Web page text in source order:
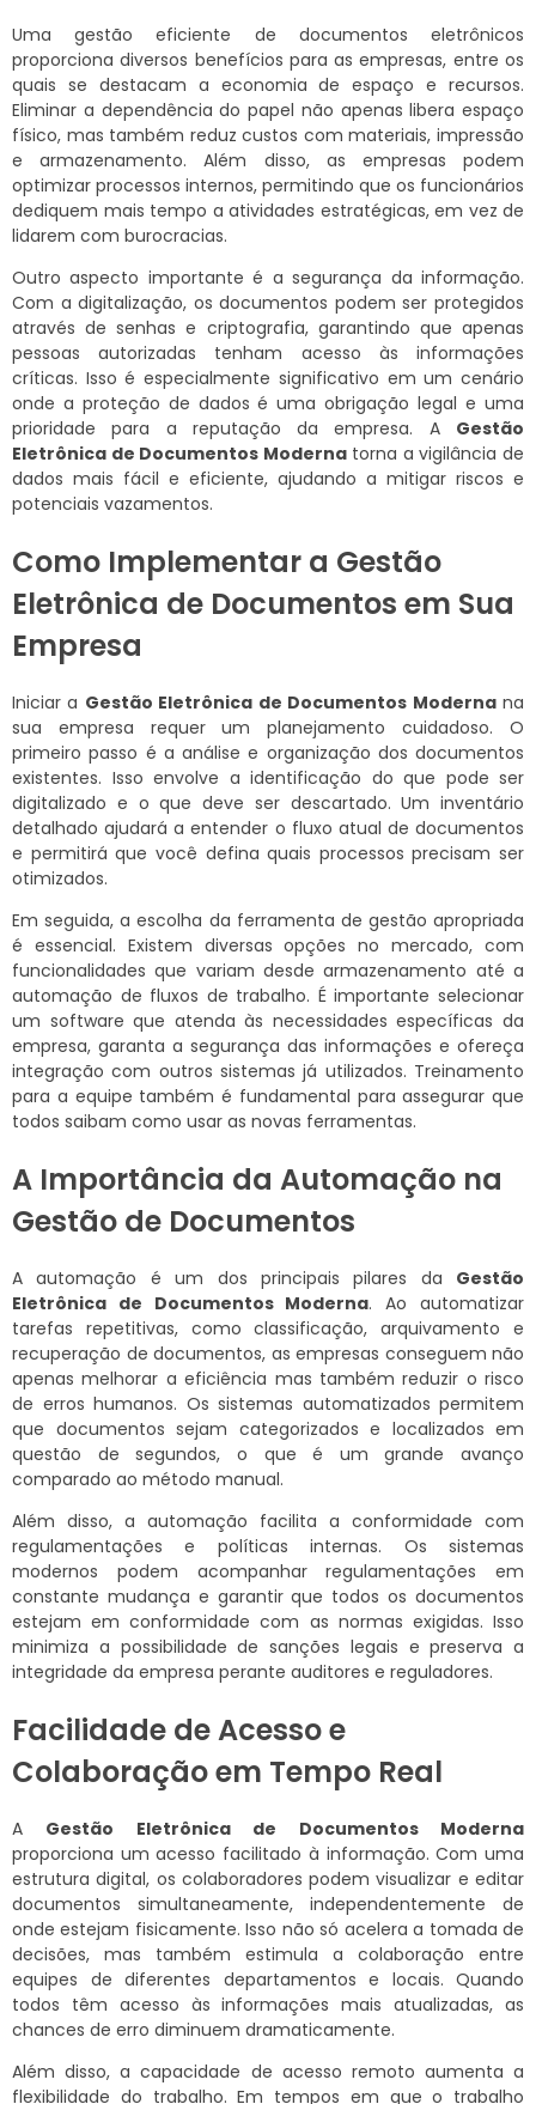
Uma gestão eficiente de documentos eletrônicos
proporciona diversos benefícios para as empresas, entre os
quais se destacam a economia de espaço e recursos.
Eliminar a dependência do papel não apenas libera espaço
físico, mas também reduz custos com materiais, impressão
e armazenamento. Além disso, as empresas podem
optimizar processos internos, permitindo que os funcionários
dediquem mais tempo a atividades estratégicas, em vez de
lidarem com burocracias.
Outro aspecto importante é a segurança da informação.
Com a digitalização, os documentos podem ser protegidos
através de senhas e criptografia, garantindo que apenas
pessoas autorizadas tenham acesso às informações
críticas. Isso é especialmente significativo em um cenário
onde a proteção de dados é uma obrigação legal e uma
prioridade para a reputação da empresa. A Gestão
Eletrônica de Documentos Modernatorna a vigilância de
dados mais fácil e eficiente, ajudando a mitigar riscos e
potenciais vazamentos.
Como Implementar a Gestão
Eletrônica de Documentos em Sua
Empresa
Iniciar a Gestão Eletrônica de Documentos Modernana
sua empresa requer um planejamento cuidadoso. O
primeiro passo é a análise e organização dos documentos
existentes. Isso envolve a identificação do que pode ser
digitalizado e o que deve ser descartado. Um inventário
detalhado ajudará a entender o fluxo atual de documentos
e permitirá que você defina quais processos precisam ser
otimizados.
Em seguida, a escolha da ferramenta de gestão apropriada
é essencial. Existem diversas opções no mercado, com
funcionalidades que variam desde armazenamento até a
automação de fluxos de trabalho. É importante selecionar
um software que atenda às necessidades específicas da
empresa, garanta a segurança das informações e ofereça
integração com outros sistemas já utilizados. Treinamento
para a equipe também é fundamental para assegurar que
todos saibam como usar as novas ferramentas.
A Importância da Automação na
Gestão de Documentos
A automação é um dos principais pilares da Gestão
Eletrônica de Documentos Moderna. Ao automatizar
tarefas repetitivas, como classificação, arquivamento e
recuperação de documentos, as empresas conseguem não
apenas melhorar a eficiência mas também reduzir o risco
de erros humanos. Os sistemas automatizados permitem
que documentos sejam categorizados e localizados em
questão de segundos, o que é um grande avanço
comparado ao método manual.
Além disso, a automação facilita a conformidade com
regulamentações e políticas internas. Os sistemas
modernos podem acompanhar regulamentações em
constante mudança e garantir que todos os documentos
estejam em conformidade com as normas exigidas. Isso
minimiza a possibilidade de sanções legais e preserva a
integridade da empresa perante auditores e reguladores.
Facilidade de Acesso e
Colaboração em Tempo Real
A Gestão Eletrônica de Documentos Moderna
proporciona um acesso facilitado à informação. Com uma
estrutura digital, os colaboradores podem visualizar e editar
documentos simultaneamente, independentemente de
onde estejam fisicamente. Isso não só acelera a tomada de
decisões, mas também estimula a colaboração entre
equipes de diferentes departamentos e locais. Quando
todos têm acesso às informações mais atualizadas, as
chances de erro diminuem dramaticamente.
Além disso, a capacidade de acesso remoto aumenta a
flexibilidade do trabalho. Em tempos em que o trabalho